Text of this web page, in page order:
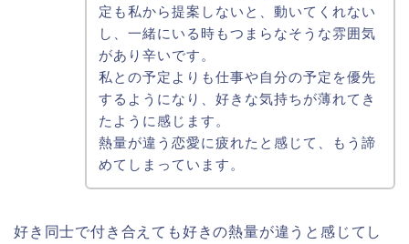
定も私から提案しないと、動いてくれない
し、一緒にいる時もつまらなそうな雰囲気
があり辛いです。
私との予定よりも仕事や自分の予定を優先
するようになり、好きな気持ちが薄れてき
たように感じます。
熱量が違う恋愛に疲れたと感じて、もう諦
めてしまっています。
好き同士で付き合えても好きの熱量が違うと感じてし